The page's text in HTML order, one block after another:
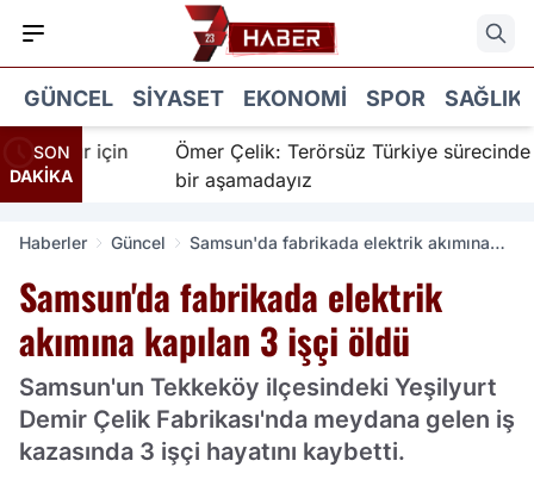
GÜNCEL SIYASET EKONOMI SPOR SAĞLIK
SON
DAKİKA
İnanır için
Ömer Çelik: Terörsüz Türkiye sürecinde
bir aşamadayız
Haberler Güncel
Samsun'da fabrikada elektrik akımına
Samsun'da fabrikada elektrik
akımına kapılan 3 işçi öldü
Samsun'un Tekkeköy ilçesindeki Yeşilyurt
Demir Çelik Fabrikası'nda meydana gelen iş
kazasında 3 işçi hayatını kaybetti.